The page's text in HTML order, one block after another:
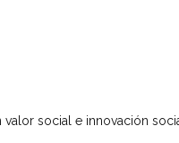
social e innovación